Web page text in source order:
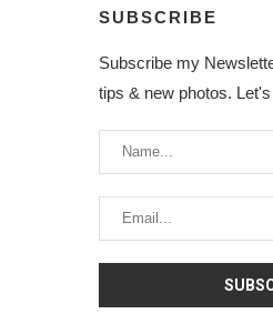
SUBSCRIBE
Subscribe my
tips & new photos.